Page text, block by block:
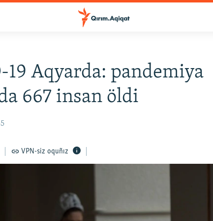
19 Aqyarda: pandemiya
667 insan öldi
VPN-siz oquñız